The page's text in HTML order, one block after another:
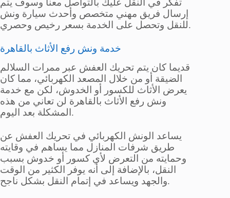
تفكر في النقل عليك بالتواصل معنا وسوف يتم
إرسال فريق مهني متخصص وأحدث سيارة ونش
للنقل وتحصل على الخدمة بسعر رخيص وحصري.
خدمة ونش رفع الأثاث بالقاهرة
قديما كان يتم تحريك العفش عبر ممرات السلالم
الضيقة أو من خلال المصعد الكهربائي، مما كان
يعرض الأثاث للكسور أو الخدوش، لكن مع خدمة
ونش رفع الأثاث بالقاهرة لن تعاني من هذه
المشكلة بعد اليوم.
يساعد الونش الكهربائي في تحريك العفش عن
طريق شرفات المنازل مما يساهم في وقايته
وحمايته من التعرض لأي كسور أو خدوش بسبب
النقل، بالإضافة إلى أنه يوفر الكثير من الوقت
والجهد ويساعد في إتمام النقل بشكل ناجح.